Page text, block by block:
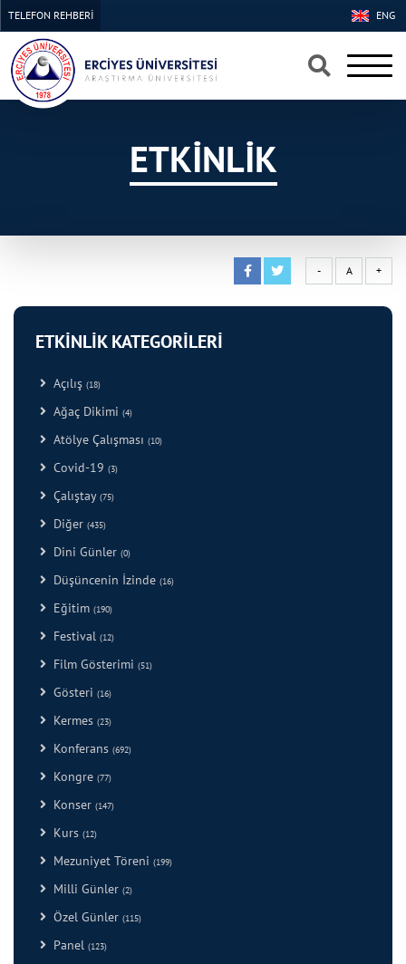
×
×
ENG
TELEFON REHBERİ
ETKİNLİK
- A +
ETKİNLİK KATEGORİLERİ
Açılış (18)
Ağaç Dikimi (4)
Atölye Çalışması (10)
Covid-19 (3)
Çalıştay (75)
Diğer (435)
Dini Günler (0)
Düşüncenin İzinde (16)
Eğitim (190)
Festival (12)
Film Gösterimi (51)
Gösteri (16)
Kermes (23)
Konferans (692)
Kongre (77)
Konser (147)
Kurs (12)
Mezuniyet Töreni (199)
Milli Günler (2)
Özel Günler (115)
Panel (123)